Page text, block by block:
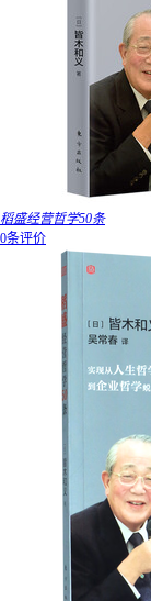
稻盛经营哲学50条
0条评价